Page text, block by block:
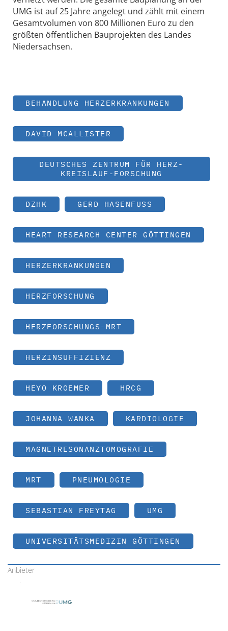
UMG ist auf 25 Jahre angelegt und zählt mit einem
Gesamtvolumen von 800 Millionen Euro zu den
größten öffentlichen Bauprojekten des Landes
Niedersachsen.
BEHANDLUNG HERZERKRANKUNGEN
DAVID MCALLISTER
DEUTSCHES ZENTRUM FÜR HERZ-
KREISLAUF-FORSCHUNG
DZHK GERD HASENFUSS
HEART RESEARCH CENTER GÖTTINGEN
HERZERKRANKUNGEN
HERZFORSCHUNG
HERZFORSCHUNGS-MRT
HERZINSUFFIZIENZ
HEYO KROEMER HRCG
JOHANNA WANKA KARDIOLOGIE
MAGNETRESONANZTOMOGRAFIE
MRT PNEUMOLOGIE
SEBASTIAN FREYTAG UMG
UNIVERSITÄTSMEDIZIN GÖTTINGEN
Anbieter